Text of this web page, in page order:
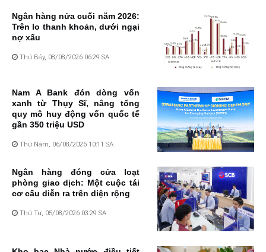
Ngân hàng nửa cuối năm 2026:
Trên lo thanh khoản, dưới ngại
nợ xấu
Thứ Bảy, 08/08/2026 06:29 SA
Nam A Bank đón dòng vốn
xanh từ Thụy Sĩ, nâng tổng
quy mô huy động vốn quốc tế
gần 350 triệu USD
Thứ Năm, 06/08/2026 10:11 SA
Ngân hàng đóng cửa loạt
phòng giao dịch: Một cuộc tái
cơ cấu diễn ra trên diện rộng
Thứ Tư, 05/08/2026 03:29 SA